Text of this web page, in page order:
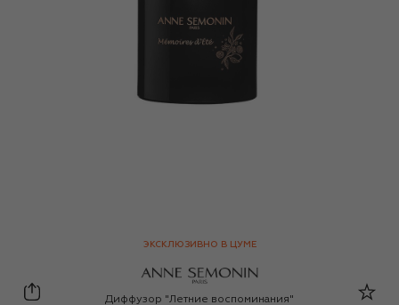
ЭКСКЛЮЗИВНО В ЦУМЕ
Anne Semonin
Диффузор "Летние воспоминания"